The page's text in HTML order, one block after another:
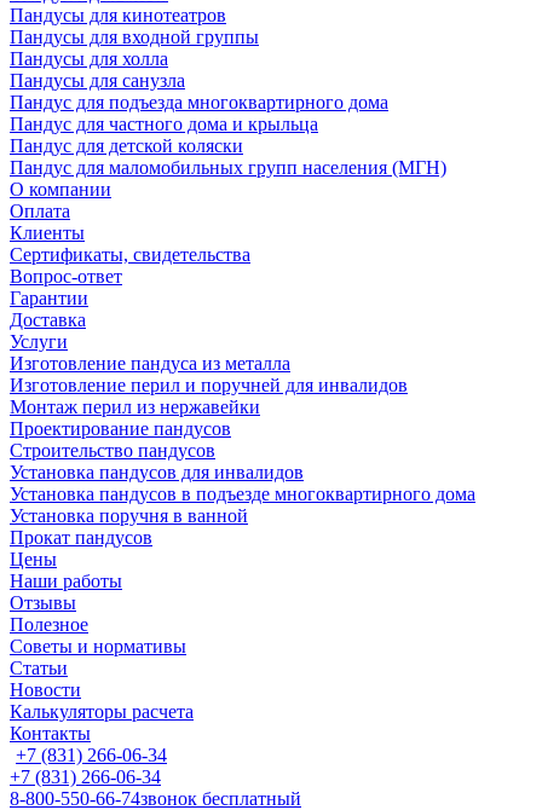
Пандусы для кинотеатров
Пандусы для входной группы
Пандусы для холла
Пандусы для санузла
Пандус для подъезда многоквартирного дома
Пандус для частного дома и крыльца
Пандус для детской коляски
Пандус для маломобильных групп населения (МГН)
О компании
Оплата
Клиенты
Сертификаты, свидетельства
Вопрос-ответ
Гарантии
Доставка
Услуги
Изготовление пандуса из металла
Изготовление перил и поручней для инвалидов
Монтаж перил из нержавейки
Проектирование пандусов
Строительство пандусов
Установка пандусов для инвалидов
Установка пандусов в подъезде многоквартирного дома
Установка поручня в ванной
Прокат пандусов
Цены
Наши работы
Отзывы
Полезное
Советы и нормативы
Статьи
Новости
Калькуляторы расчета
Контакты
+7 (831) 266-06-34
+7 (831) 266-06-34
8-800-550-66-74звонок бесплатный